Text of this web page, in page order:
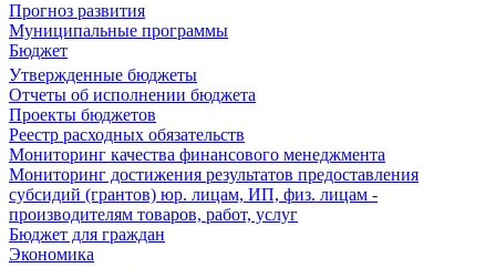
Прогноз развития
Муниципальные программы
Бюджет
Утвержденные бюджеты
Отчеты об исполнении бюджета
Проекты бюджетов
Реестр расходных обязательств
Мониторинг качества финансового менеджмента
Мониторинг достижения результатов предоставления
субсидий (грантов) юр. лицам, ИП, физ. лицам -
производителям товаров, работ, услуг
Бюджет для граждан
Экономика